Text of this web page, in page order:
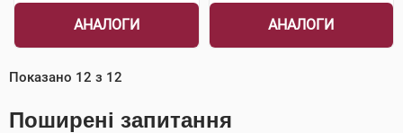
АНАЛОГИ АНАЛОГИ
Показано 12 з 12
Поширені запитання